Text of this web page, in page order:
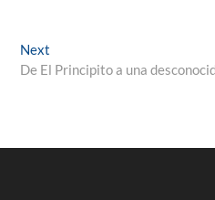
Next
post:
De El Principito a una